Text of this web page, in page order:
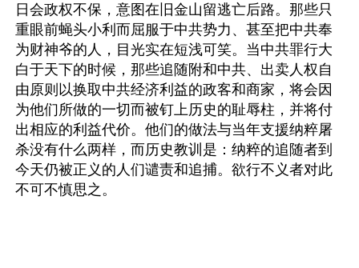
日会政权不保，意图在旧金山留逃亡后路。那些只
重眼前蝇头小利而屈服于中共势力、甚至把中共奉
为财神爷的人，目光实在短浅可笑。当中共罪行大
白于天下的时候，那些追随附和中共、出卖人权自
由原则以换取中共经济利益的政客和商家，将会因
为他们所做的一切而被钉上历史的耻辱柱，并将付
出相应的利益代价。他们的做法与当年支援纳粹屠
杀没有什么两样，而历史教训是：纳粹的追随者到
今天仍被正义的人们谴责和追捕。欲行不义者对此
不可不慎思之。